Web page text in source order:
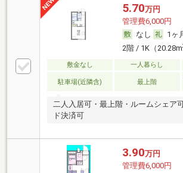
5.70万円
管理費6,000円
なし
1ヶ
2階 / 1K（20.28m
敷金なし 一人暮らし
駐車場(近隣含) 最上階
二人入居可・最上階・ルームシェア
ド決済可
3.90万円
管理費6,000円